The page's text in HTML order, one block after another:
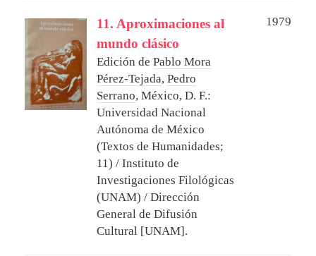
11. Aproximaciones al
mundo clásico
1979
Edición de Pablo Mora
Pérez-Tejada, Pedro
Serrano, México, D. F.:
Universidad Nacional
Autónoma de México
(Textos de Humanidades;
11) / Instituto de
Investigaciones Filológicas
(UNAM) / Dirección
General de Difusión
Cultural [UNAM].